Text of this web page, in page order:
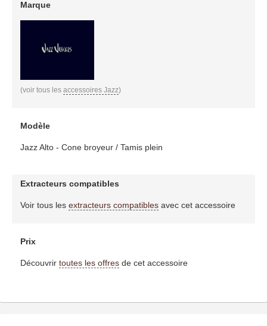
Marque
(voir tous les accessoires Jazz)
Modèle
Jazz Alto - Cone broyeur / Tamis plein
Extracteurs compatibles
Voir tous les extracteurs compatiblesavec cet accessoire
Prix
Découvrir toutes les offresde cet accessoire